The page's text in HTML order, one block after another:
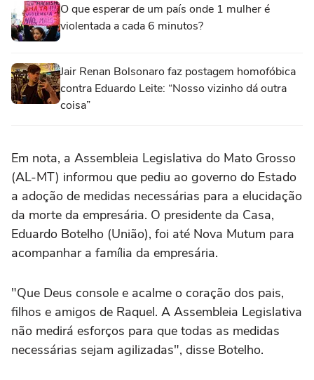
O que esperar de um país onde 1 mulher é
violentada a cada 6 minutos?
Jair Renan Bolsonaro faz postagem homofóbica
contra Eduardo Leite: “Nosso vizinho dá outra
coisa”
Em nota, a Assembleia Legislativa do Mato Grosso
(AL-MT) informou que pediu ao governo do Estado
a adoção de medidas necessárias para a elucidação
da morte da empresária. O presidente da Casa,
Eduardo Botelho (União), foi até Nova Mutum para
acompanhar a família da empresária.
"Que Deus console e acalme o coração dos pais,
filhos e amigos de Raquel. A Assembleia Legislativa
não medirá esforços para que todas as medidas
necessárias sejam agilizadas", disse Botelho.